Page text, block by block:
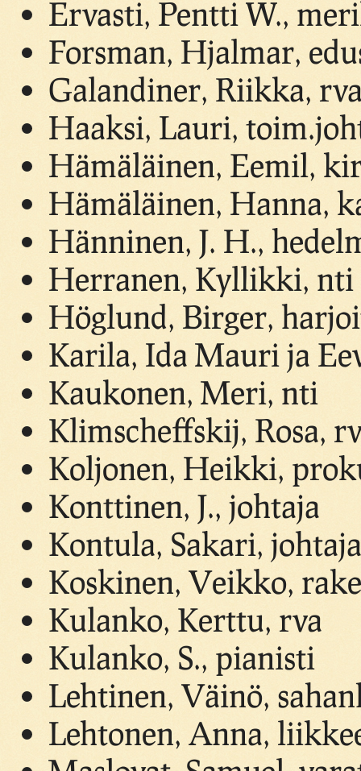
Ervasti, Pentti W.,
Forsman, Hjalmar,
Galandiner, Riikka,
Haaksi, Lauri,
Hämäläinen, Eemil,
Hämäläinen, Hanna,
Hänninen, J. H.,
Herranen, Kyllikki, nti
Höglund, Birger,
Karila, Ida Mauri ja
Kaukonen, Meri, nti
Klimscheffskij, Rosa,
Koljonen, Heikki,
Konttinen, J., johtaja
Kontula, Sakari, johtaja
Koskinen, Veikko,
Kulanko, Kerttu, rva
Kulanko, S., pianisti
Lehtinen, Väinö,
Lehtonen, Anna,